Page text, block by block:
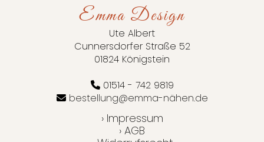
Emma Design
Ute Albert
Cunnersdorfer Straße 52
01824 Königstein
01514 - 742 9819
bestellung@emma-nähen.de
› Impressum
› AGB